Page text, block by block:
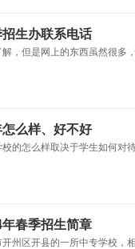
生办联系电话
，但是网上的东西虽然很
么样、好不好
的怎么样取决于学生如何
春季招生简章
州区开县的一所中专学校